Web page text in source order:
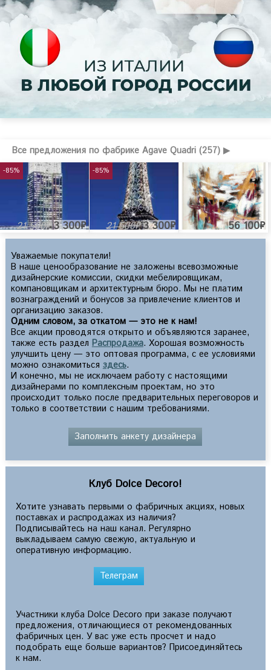
Все предложения по фабрике Agave Quadri (257) ▶
21 500₽ 3 300₽
-85%
21 500₽ 3 300₽
-85%
56 100₽
Уважаемые покупатели!
В наше ценообразование не заложены всевозможные
дизайнерские комиссии, скидки мебелировщикам,
компановщикам и архитектурным бюро. Мы не платим
вознаграждений и бонусов за привлечение клиентов и
организацию заказов.
Одним словом, за откатом — это не к нам!
Все акции проводятся открыто и объявляются заранее,
также есть раздел Распродажа. Хорошая возможность
улучшить цену — это оптовая программа, с ее условиями
можно ознакомиться здесь.
И конечно, мы не исключаем работу с настоящими
дизайнерами по комплексным проектам, но это
происходит только после предварительных переговоров и
только в соответствии с нашим требованиями.
Заполнить анкету дизайнера
Клуб Dolce Decoro!
Хотите узнавать первыми о фабричных акциях, новых
поставках и распродажах из наличия?
Подписывайтесь на наш канал. Регулярно
выкладываем самую свежую, актуальную и
оперативную информацию.
Телеграм
Участники клуба Dolce Decoro при заказе получают
предложения, отличающиеся от рекомендованных
фабричных цен. У вас уже есть просчет и надо
подобрать еще больше вариантов? Присоединяйтесь
к нам.